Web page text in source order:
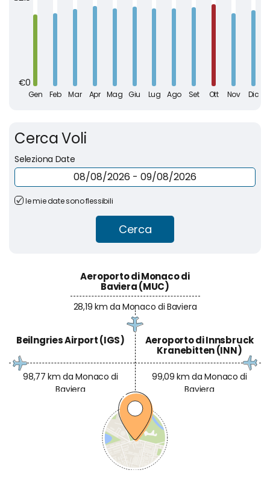
Cerca Voli
Seleziona Date
le mie date sono flessibili
Cerca
Aeroporto di Monaco di
Baviera (MUC)
28,19 km da Monaco di Baviera
Beilngries Airport (IGS)
98,77 km da Monaco di
Baviera
Aeroporto di Innsbruck
Kranebitten (INN)
99,09 km da Monaco di
Baviera